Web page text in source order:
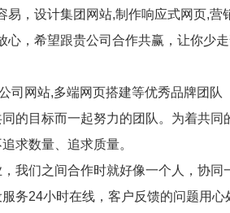
易，设计集团网站,制作响应式网页,
心，希望跟贵公司合作共赢，让你少
司网站,多端网页搭建等优秀品牌团队
的目标而一起努力的团队。为着共同
求数量、追求质量。
我们之间合作时就好像一个人，协同
务24小时在线，客户反馈的问题用心